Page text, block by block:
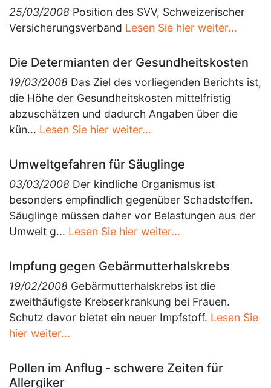
25/03/2008 Position des SVV, Schweizerischer
Versicherungsverband Lesen Sie hier weiter...
Die Determianten der Gesundheitskosten
19/03/2008 Das Ziel des vorliegenden Berichts ist,
die Höhe der Gesundheitskosten mittelfristig
abzuschätzen und dadurch Angaben über die
kün... Lesen Sie hier weiter...
Umweltgefahren für Säuglinge
03/03/2008 Der kindliche Organismus ist
besonders empfindlich gegenüber Schadstoffen.
Säuglinge müssen daher vor Belastungen aus der
Umwelt g... Lesen Sie hier weiter...
Impfung gegen Gebärmutterhalskrebs
19/02/2008 Gebärmutterhalskrebs ist die
zweithäufigste Krebserkrankung bei Frauen.
Schutz davor bietet ein neuer Impfstoff. Lesen Sie
hier weiter...
Pollen im Anflug - schwere Zeiten für
Allergiker